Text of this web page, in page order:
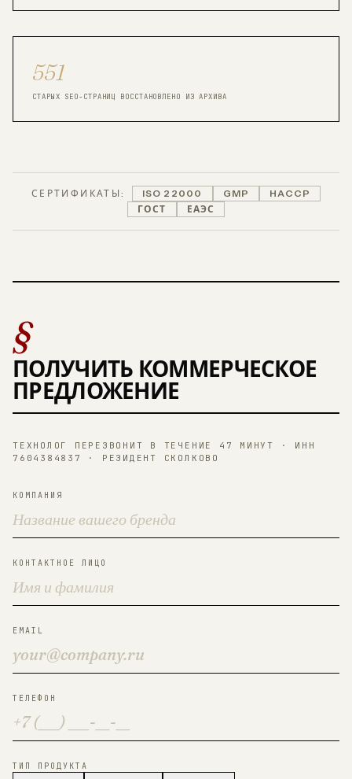
551
СТАРЫХ SEO-СТРАНИЦ ВОССТАНОВЛЕНО ИЗ АРХИВА
СЕРТИФИКАТЫ: ISO 22000 GMP
HACCP
ГОСТ
ЕАЭС
§
ПОЛУЧИТЬ КОММЕРЧЕСКОЕ
ПРЕДЛОЖЕНИЕ
ТЕХНОЛОГ ПЕРЕЗВОНИТ В ТЕЧЕНИЕ 47 МИНУТ · ИНН
7604384837 · РЕЗИДЕНТ СКОЛКОВО
КОМПАНИЯ
КОНТАКТНОЕ ЛИЦО
EMAIL
ТЕЛЕФОН
ТИП ПРОДУКТА